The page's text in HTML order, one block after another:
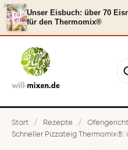
Anzeige
Unser Eisbuch: über 70
für den Thermomix®
Start / Rezepte /
Schneller Pizzateig Thermomix®: